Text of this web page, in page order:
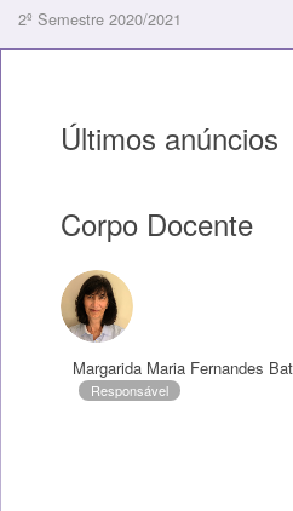
2º Semestre 2020/2021
Últimos anúncios
Corpo Docente
Margarida Maria Fernandes
Responsável